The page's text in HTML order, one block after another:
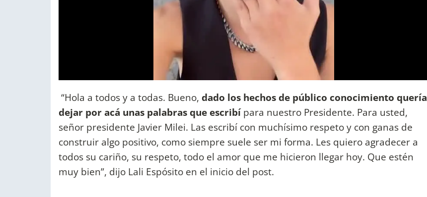
“Hola a todos y a todas. Bueno, dado los hechos de público conocimiento quería
dejar por acá unas palabras que escribípara nuestro Presidente. Para usted,
señor presidente Javier Milei. Las escribí con muchísimo respeto y con ganas de
construir algo positivo, como siempre suele ser mi forma. Les quiero agradecer a
todos su cariño, su respeto, todo el amor que me hicieron llegar hoy. Que estén
muy bien”, dijo Lali Espósito en el inicio del post.